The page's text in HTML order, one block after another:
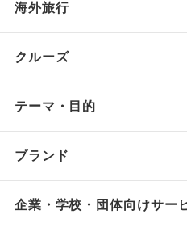
海外旅行
クルーズ
テーマ・目的
ブランド
企業・学校・団体向けサー